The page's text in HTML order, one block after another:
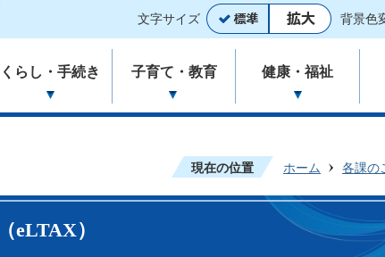
文字サイズ 背景色
くらし・手続き 子育て・教育 健康・福祉
現在の位置 ホーム 各課の
eLTAX）